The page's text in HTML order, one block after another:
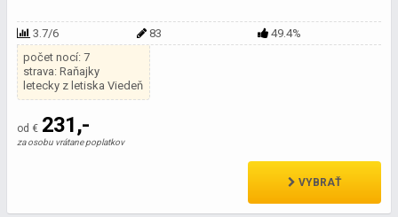
3.7/6 83
49.4%
počet nocí: 7
strava: Raňajky
letecky z letiska Viedeň
od € 231,-
za osobu vrátane poplatkov
VYBRAŤ